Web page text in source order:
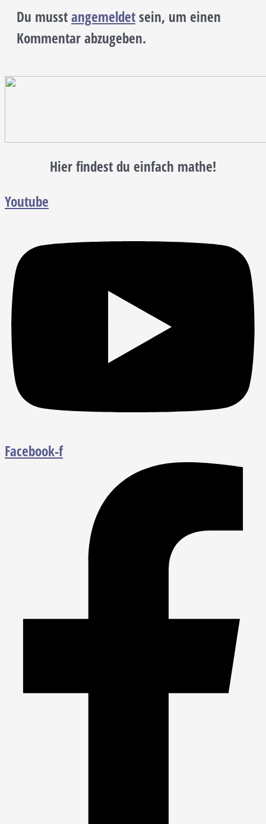
Du musstangemeldetsein, um einen
Kommentar abzugeben.
Hier findest du einfach mathe!
Youtube
Facebook-f